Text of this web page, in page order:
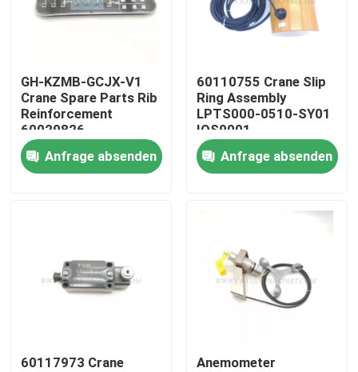
Über uns
Qualitätskontrolle
Kontakt
Referenzen
Crane Electrical Parts
GH-KZMB-GCJX-V1
Crane Spare Parts Rib
Reinforcement
60029826
Anfrage absenden
60110755 Crane Slip
Ring Assembly
LPTS000-0510-SY01
IOS9001
Anfrage absenden
60117973 Crane
Anemometer